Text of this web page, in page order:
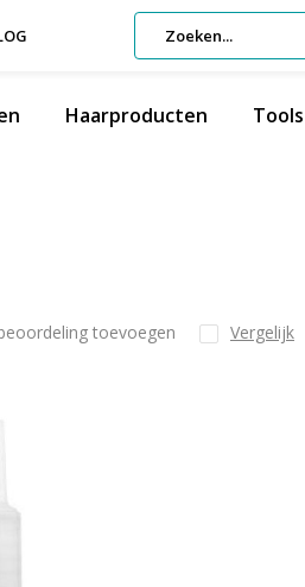
Haarproducten Tools
toevoegen Vergelijk